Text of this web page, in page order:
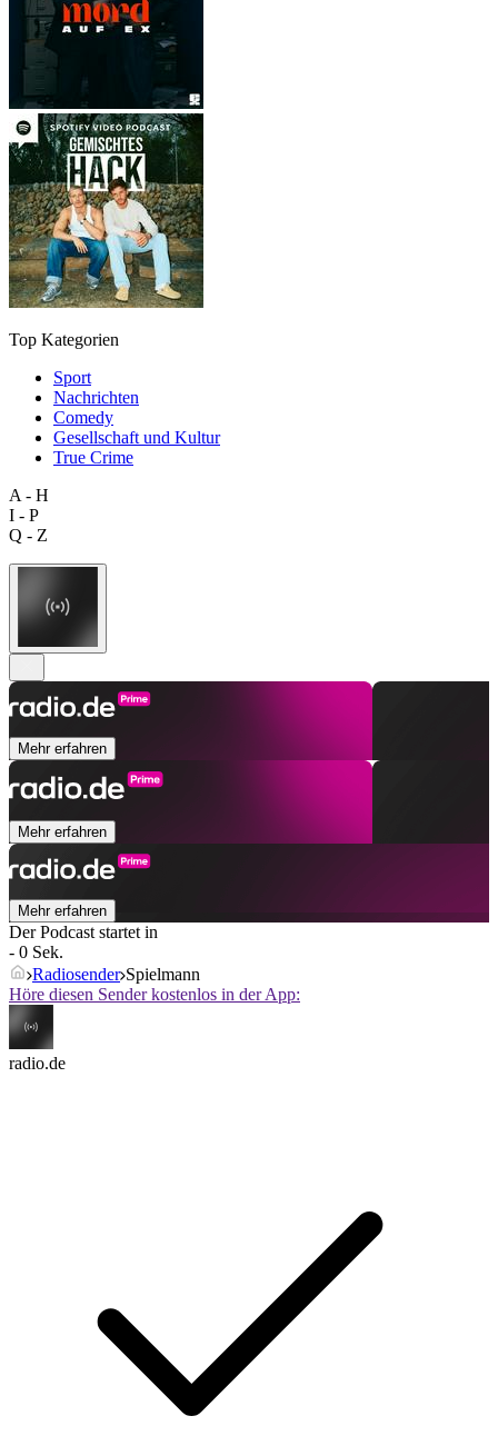
Top Kategorien
Sport
Nachrichten
Comedy
Gesellschaft und Kultur
True Crime
A - H
I - P
Q - Z
Mehr erfahren
Mehr erfahren
Mehr erfahren
Der Podcast startet in
- 0 Sek.
Radiosender Spielmann
Höre diesen Sender kostenlos in der App:
radio.de